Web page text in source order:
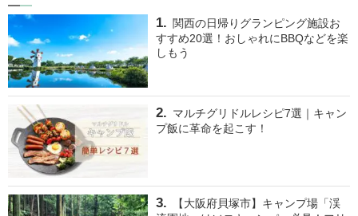
関西の日帰りグランピング施設お
すすめ20選！おしゃれにBBQなどを楽
しもう
マルチグリドルレシピ7選｜キャン
プ飯に革命を起こす！
【大阪府貝塚市】キャンプ場「渓